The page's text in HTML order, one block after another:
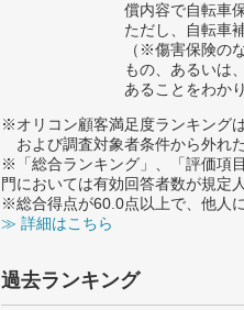
償内容で自転車
ただし、自転車
（※傷害保険の
もの、あるいは
あることをわか
※オリコン顧客満足度ランキング
および調査対象者条件から外れ
※「総合ランキング」、「評価項
門においては有効回答者数が規定
※総合得点が60.0点以上で、他人
≫ 詳細はこちら
過去ランキング